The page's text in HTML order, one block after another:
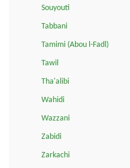
Souyouti
Tabbani
Tamimi (Abou l-Fadl)
Tawil
Tha'alibi
Wahidi
Wazzani
Zabidi
Zarkachi